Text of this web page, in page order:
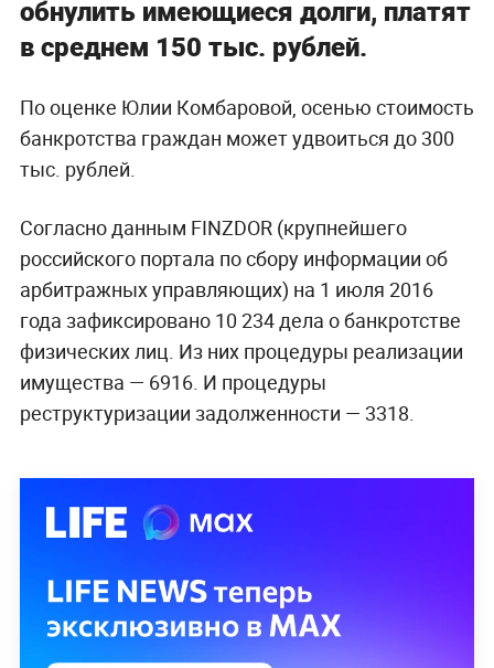
обнулить имеющиеся долги, платят
в среднем 150 тыс. рублей.
По оценке Юлии Комбаровой, осенью стоимость
банкротства граждан может удвоиться до 300
тыс. рублей.
Согласно данным FINZDOR (крупнейшего
российского портала по сбору информации об
арбитражных управляющих) на 1 июля 2016
года зафиксировано 10 234 дела о банкротстве
физических лиц. Из них процедуры реализации
имущества — 6916. И процедуры
реструктуризации задолженности — 3318.